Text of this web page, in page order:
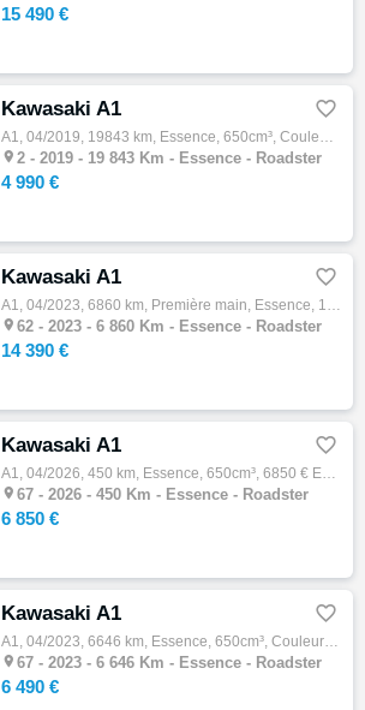
15 490 €
Kawasaki A1 
A1, 04/2019, 19843 km, Essence, 650cm³, Couleur vert, 4990 € Equipements : À vendre Kawasaki Z650 2019 19 843 km, bridée A2, très bon état.…
 2 - 2019 - 19 843 Km - Essence - Roadster
4 990 €
Kawasaki A1 
A1, 04/2023, 6860 km, Première main, Essence, 1000cm³, Couleur noir, 14390 € Equipements : Assurance sur place,Démarches administratives su…
 62 - 2023 - 6 860 Km - Essence - Roadster
14 390 €
Kawasaki A1 
A1, 04/2026, 450 km, Essence, 650cm³, 6850 € Equipements : Kawasaki Z650S Z650 s A2 ou full GARANTIE CONSTRUCTEUR : 2030 TRES BON ETAT Repr…
 67 - 2026 - 450 Km - Essence - Roadster
6 850 €
Kawasaki A1 
A1, 04/2023, 6646 km, Essence, 650cm³, Couleur gris, 6490 € Equipements : KAWASAKI Z650 / 6646km / Très bon état - Moto peu de km / version…
 67 - 2023 - 6 646 Km - Essence - Roadster
6 490 €